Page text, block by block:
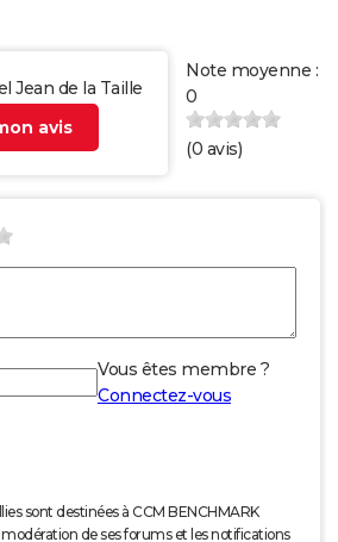
Jean de la Taille
avis
Note moyenne :
0
(0 avis)
Vous êtes membre ?
Connectez-vous
sont destinées à CCM BENCHMARK
de ses forums et les notifications